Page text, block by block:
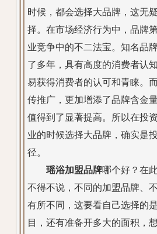
时候，都会选择大品牌，这无
择。在市场经济行为中，品牌
业竞争中的不二法宝。知名品
了多年，具有高度的消费者认
易获得消费者的认可和青睐。
传推广，更加增添了品牌含金
值得到了显著提高。所以在投
业的时候选择大品牌，确实是
径。
瑶浴加盟品牌哪个好？在
不得不说，不同的加盟品牌、
有所不同，这要看自己选择的
目，还有准备开多大的面积，